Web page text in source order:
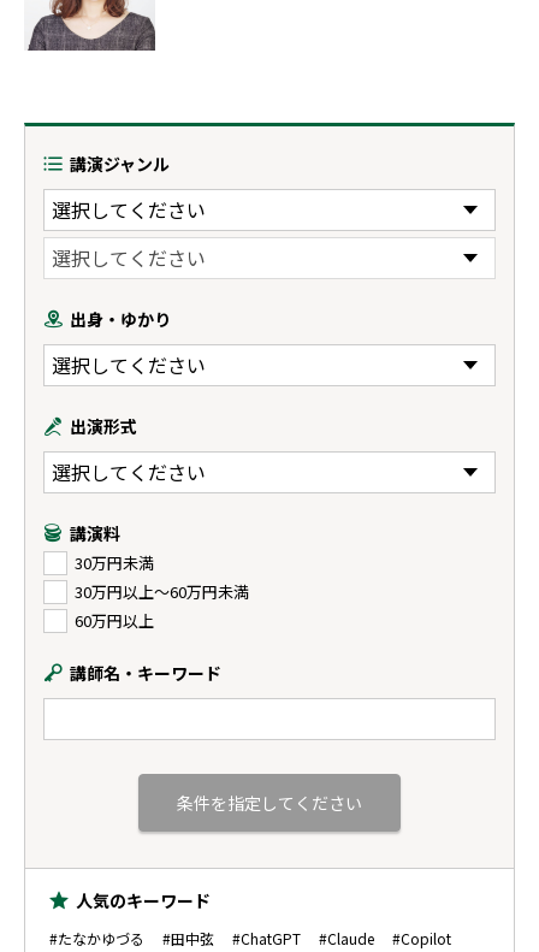
講演ジャンル
出身・ゆかり
出演形式
講演料
30万円未満
30万円以上〜60万円未満
60万円以上
講師名・キーワード
人気のキーワード
#たなかゆづる #田中弦 #ChatGPT #Claude
#Copilot